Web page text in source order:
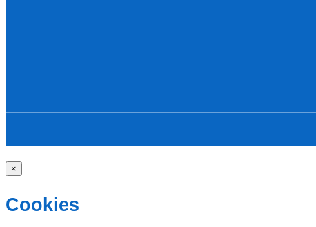
×
Cookies